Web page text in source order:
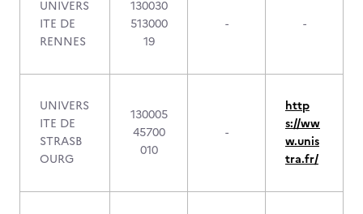
UNIVERS
ITE DE
RENNES
130030
513000
19
- -
UNIVERS
ITE DE
STRASB
OURG
130005
45700
010
-
http
s://ww
w.unis
tra.fr/